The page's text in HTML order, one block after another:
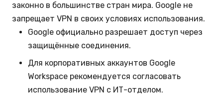
законно в большинстве стран мира. Google не
запрещает VPN в своих условиях использования.
Google официально разрешает доступ через
защищённые соединения.
Для корпоративных аккаунтов Google
Workspace рекомендуется согласовать
использование VPN с ИТ-отделом.